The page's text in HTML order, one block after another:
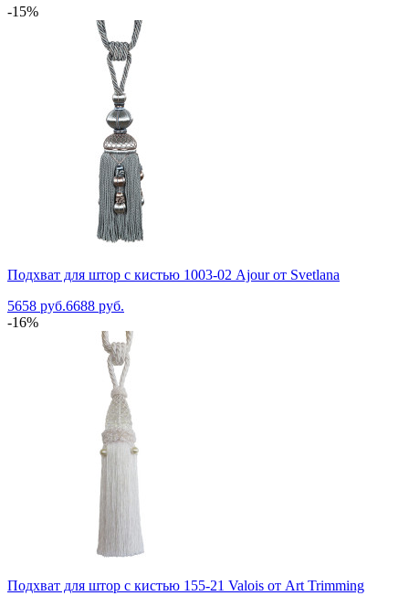
-15%
Подхват для штор с кистью 1003-02 Ajour от Svetlana
5658 руб.6688 руб.
-16%
Подхват для штор с кистью 155-21 Valois от Art Trimming